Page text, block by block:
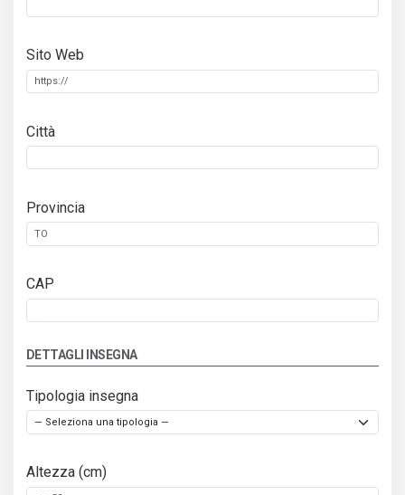
Sito Web
Città
Provincia
CAP
DETTAGLI INSEGNA
Tipologia insegna
Altezza (cm)